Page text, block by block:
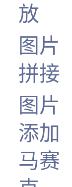
放
图片
拼接
图片
添加
马赛